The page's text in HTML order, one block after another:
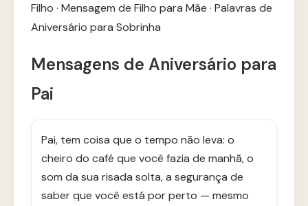
Filho · Mensagem de Filho para Mãe · Palavras de
Aniversário para Sobrinha
Mensagens de Aniversário para
Pai
Pai, tem coisa que o tempo não leva: o
cheiro do café que você fazia de manhã, o
som da sua risada solta, a segurança de
saber que você está por perto — mesmo